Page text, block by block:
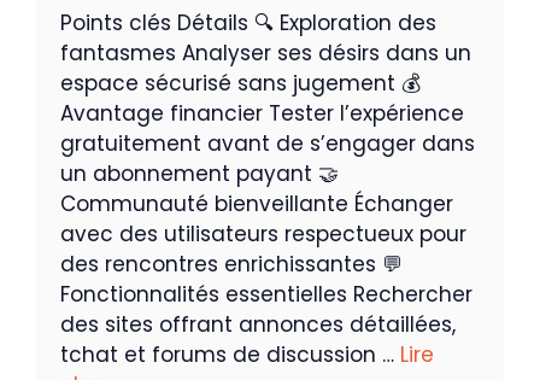
Points clés Détails 🔍 Exploration des
fantasmes Analyser ses désirs dans un
espace sécurisé sans jugement 💰
Avantage financier Tester l’expérience
gratuitement avant de s’engager dans
un abonnement payant 🤝
Communauté bienveillante Échanger
avec des utilisateurs respectueux pour
des rencontres enrichissantes 💬
Fonctionnalités essentielles Rechercher
des sites offrant annonces détaillées,
tchat et forums de discussion … Lire